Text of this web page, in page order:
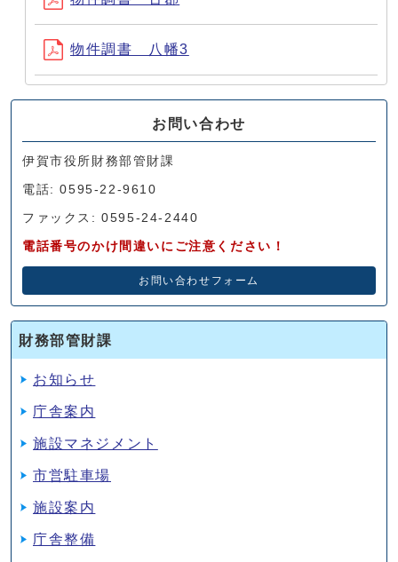
物件調書 八幡3
お問い合わせ
伊賀市役所財務部管財課
電話: 0595-22-9610
ファックス: 0595-24-2440
電話番号のかけ間違いにご注意ください！
お問い合わせフォーム
財務部管財課
お知らせ
庁舎案内
施設マネジメント
市営駐車場
施設案内
庁舎整備